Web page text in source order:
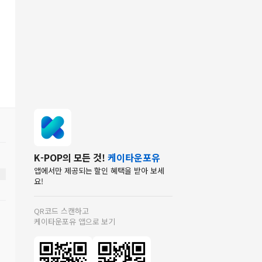
K-POP의 모든 것! 케이타운포유
앱에서만 제공되는 할인 혜택을 받아 보세
요!
QR코드 스캔하고
케이타운포유 앱으로 보기